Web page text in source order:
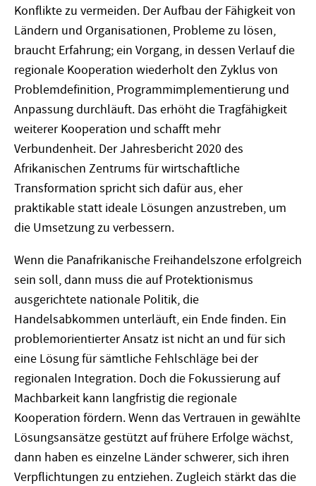
Konflikte zu vermeiden. Der Aufbau der Fähigkeit von
Ländern und Organisationen, Probleme zu lösen,
braucht Erfahrung; ein Vorgang, in dessen Verlauf die
regionale Kooperation wiederholt den Zyklus von
Problemdefinition, Programmimplementierung und
Anpassung durchläuft. Das erhöht die Tragfähigkeit
weiterer Kooperation und schafft mehr
Verbundenheit. Der Jahresbericht 2020 des
Afrikanischen Zentrums für wirtschaftliche
Transformation spricht sich dafür aus, eher
praktikable statt ideale Lösungen anzustreben, um
die Umsetzung zu verbessern.
Wenn die Panafrikanische Freihandelszone erfolgreich
sein soll, dann muss die auf Protektionismus
ausgerichtete nationale Politik, die
Handelsabkommen unterläuft, ein Ende finden. Ein
problemorientierter Ansatz ist nicht an und für sich
eine Lösung für sämtliche Fehlschläge bei der
regionalen Integration. Doch die Fokussierung auf
Machbarkeit kann langfristig die regionale
Kooperation fördern. Wenn das Vertrauen in gewählte
Lösungsansätze gestützt auf frühere Erfolge wächst,
dann haben es einzelne Länder schwerer, sich ihren
Verpflichtungen zu entziehen. Zugleich stärkt das die